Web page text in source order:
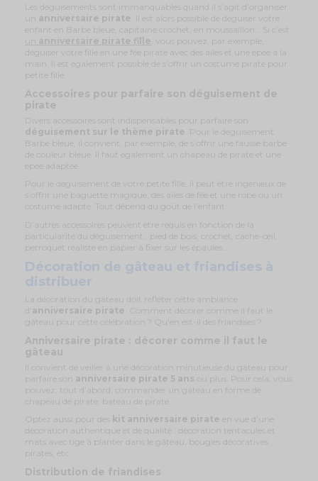
Les déguisements sont immanquables quand il s’agit d’organiser
un
anniversaire pirate . Il est alors possible de déguiser votre
enfant en Barbe bleue, capitaine crochet, en moussaillon… Si c’est
un
anniversaire pirate fille , vous pouvez, par exemple,
déguiser votre fille en une fée pirate avec des ailes et une épée à la
main. Il est également possible de s’offrir un costume pirate pour
petite fille.
Accessoires pour parfaire son déguisement de
pirate
Divers accessoires sont indispensables pour parfaire son
déguisement sur le thème pirate . Pour le déguisement
Barbe bleue, il convient, par exemple, de s’offrir une fausse barbe
de couleur bleue. Il faut également un chapeau de pirate et une
épée adaptée.
Pour le déguisement de votre petite fille, il peut être ingénieux de
s’offrir une baguette magique, des ailes de fée et une robe ou un
costume adapté. Tout dépend du goût de l’enfant.
D’autres accessoires peuvent être requis en fonction de la
particularité du déguisement : pied de bois, crochet, cache-œil,
perroquet réaliste en papier à fixer sur les épaules…
Décoration de gâteau et friandises à
distribuer
La décoration du gâteau doit refléter cette ambiance
d’ anniversaire pirate . Comment décorer comme il faut le
gâteau pour cette célébration ? Qu’en est-il des friandises ?
Anniversaire pirate : décorer comme il faut le
gâteau
Il convient de veiller à une décoration minutieuse du gâteau pour
parfaire son
anniversaire pirate 5 ans ou plus. Pour cela, vous
pouvez, tout d’abord, commander un gâteau en forme de
chapeau de pirate, bateau de pirate…
Optez aussi pour des
kit anniversaire pirate en vue d’une
décoration authentique et de qualité : décoration tentacules et
mats avec tige à planter dans le gâteau, bougies décoratives
pirates, etc.
Distribution de friandises